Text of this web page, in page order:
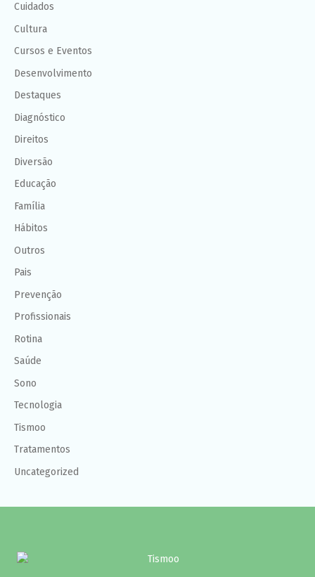
Cuidados
Cultura
Cursos e Eventos
Desenvolvimento
Destaques
Diagnóstico
Direitos
Diversão
Educação
Família
Hábitos
Outros
Pais
Prevenção
Profissionais
Rotina
Saúde
Sono
Tecnologia
Tismoo
Tratamentos
Uncategorized